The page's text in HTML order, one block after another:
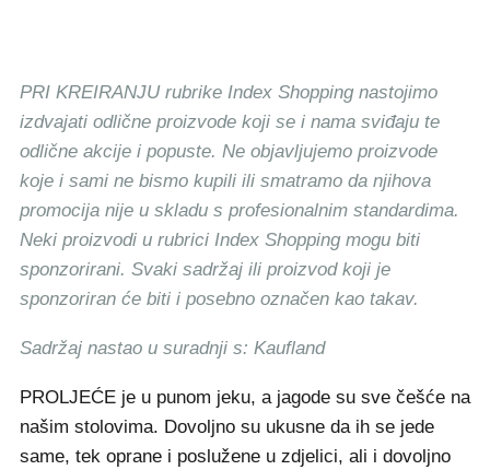
PRI KREIRANJU rubrike Index Shopping nastojimo
izdvajati odlične proizvode koji se i nama sviđaju te
odlične akcije i popuste. Ne objavljujemo proizvode
koje i sami ne bismo kupili ili smatramo da njihova
promocija nije u skladu s profesionalnim standardima.
Neki proizvodi u rubrici Index Shopping mogu biti
sponzorirani. Svaki sadržaj ili proizvod koji je
sponzoriran će biti i posebno označen kao takav.
Sadržaj nastao u suradnji s: Kaufland
PROLJEĆE je u punom jeku, a jagode su sve češće na
našim stolovima. Dovoljno su ukusne da ih se jede
same, tek oprane i poslužene u zdjelici, ali i dovoljno